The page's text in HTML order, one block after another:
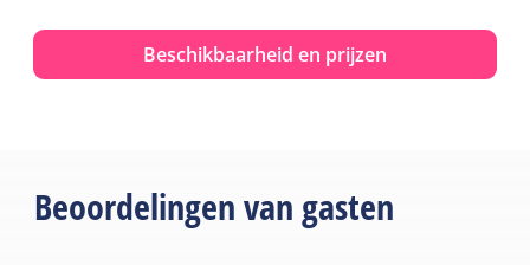
Beschikbaarheid en prijzen
Beoordelingen van gasten